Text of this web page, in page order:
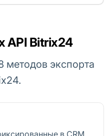
API Bitrix24
методов экспорта